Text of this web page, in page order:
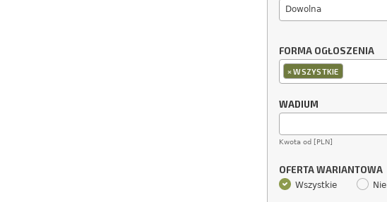
Dowolna
FORMA OGŁOSZENIA
×WSZYSTKIE
WADIUM
Kwota od [PLN]
OFERTA WARIANTOWA
Wszystkie Nie